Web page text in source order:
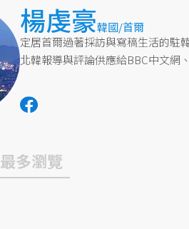
楊虔豪韓國/首爾
定居首爾過著採訪與寫稿生活的駐
北韓報導與評論供應給BBC中文網
最多瀏覽